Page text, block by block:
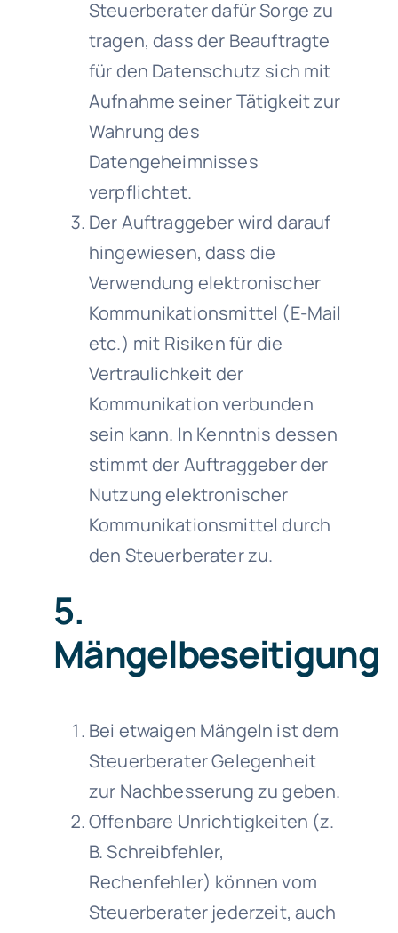
Steuerberater dafür Sorge zu
tragen, dass der Beauftragte
für den Datenschutz sich mit
Aufnahme seiner Tätigkeit zur
Wahrung des
Datengeheimnisses
verpflichtet.
Der Auftraggeber wird darauf
hingewiesen, dass die
Verwendung elektronischer
Kommunikationsmittel (E-Mail
etc.) mit Risiken für die
Vertraulichkeit der
Kommunikation verbunden
sein kann. In Kenntnis dessen
stimmt der Auftraggeber der
Nutzung elektronischer
Kommunikationsmittel durch
den Steuerberater zu.
5.
Mängelbeseitigung
Bei etwaigen Mängeln ist dem
Steuerberater Gelegenheit
zur Nachbesserung zu geben.
Offenbare Unrichtigkeiten (z.
B. Schreibfehler,
Rechenfehler) können vom
Steuerberater jederzeit, auch